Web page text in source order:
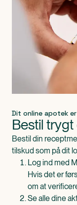
Dit online apotek
Bestil
Bestil din
tilskud som på dit
Log ind med
Hvis det er
om at
Se alle dine